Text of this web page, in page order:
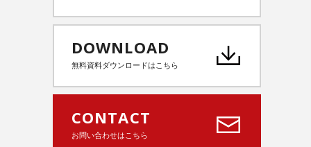
DOWNLOAD
無料資料ダウンロードはこちら
CONTACT
お問い合わせはこちら